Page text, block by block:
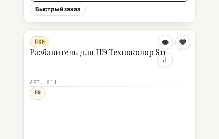
Быстрый заказ
ЛКМ
Разбавитель для ПЭ Техноколор S11
АРТ. S11
ПЭ